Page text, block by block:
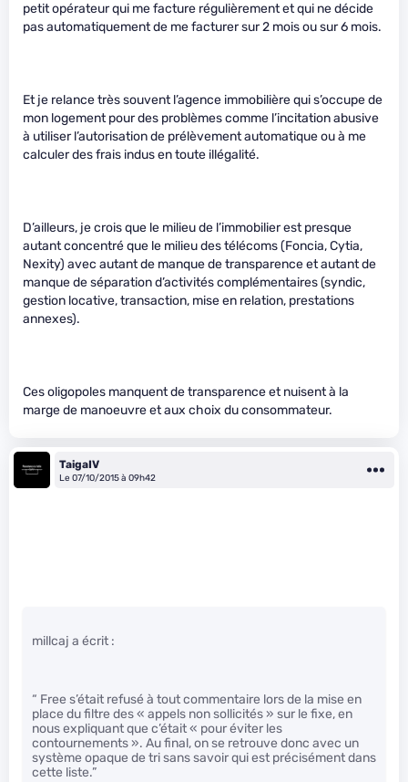
petit opérateur qui me facture régulièrement et qui ne décide
pas automatiquement de me facturer sur 2 mois ou sur 6 mois.
Et je relance très souvent l’agence immobilière qui s’occupe de
mon logement pour des problèmes comme l’incitation abusive
à utiliser l’autorisation de prélèvement automatique ou à me
calculer des frais indus en toute illégalité.
D’ailleurs, je crois que le milieu de l’immobilier est presque
autant concentré que le milieu des télécoms (Foncia, Cytia,
Nexity) avec autant de manque de transparence et autant de
manque de séparation d’activités complémentaires (syndic,
gestion locative, transaction, mise en relation, prestations
annexes).
Ces oligopoles manquent de transparence et nuisent à la
marge de manoeuvre et aux choix du consommateur.
TaigaIV
Le 07/10/2015 à 09h42
millcaj a écrit :
“ Free s’était refusé à tout commentaire lors de la mise en
place du filtre des « appels non sollicités » sur le fixe, en
nous expliquant que c’était « pour éviter les
contournements ». Au final, on se retrouve donc avec un
système opaque de tri sans savoir qui est précisément dans
cette liste.”